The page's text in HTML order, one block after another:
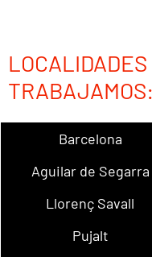
TRABAJAMOS:
Barcelona
Aguilar de Segarra
Llorenç Savall
Pujalt